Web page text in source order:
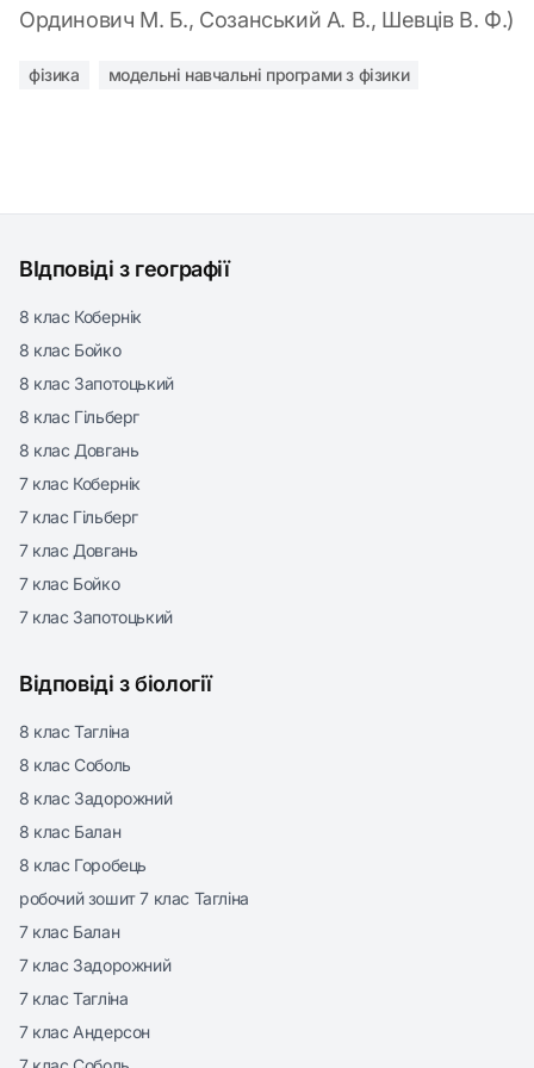
Ординович М. Б., Созанський А. В., Шевців В. Ф.)
фізика модельні навчальні програми з фізики
ВІдповіді з географії
8 клас Кобернік
8 клас Бойко
8 клас Запотоцький
8 клас Гільберг
8 клас Довгань
7 клас Кобернік
7 клас Гільберг
7 клас Довгань
7 клас Бойко
7 клас Запотоцький
Відповіді з біології
8 клас Тагліна
8 клас Соболь
8 клас Задорожний
8 клас Балан
8 клас Горобець
робочий зошит 7 клас Тагліна
7 клас Балан
7 клас Задорожний
7 клас Тагліна
7 клас Андерсон